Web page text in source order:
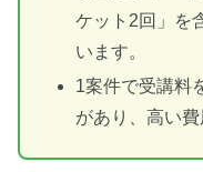
ケット2回」を
います。
1案件で受講料
があり、高い費